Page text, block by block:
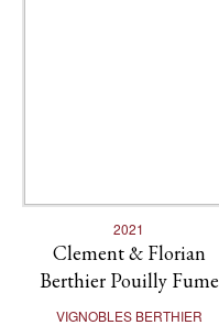
2021
Clement & Florian
Berthier Pouilly Fume
VIGNOBLES BERTHIER